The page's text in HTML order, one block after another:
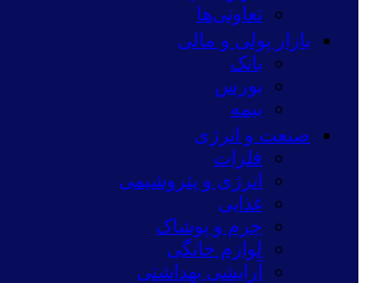
تعاونی‌ها
بازار پولی و مالی
بانک
بورس
بیمه
صنعت و انرژی
فلزات
انرژی و پتروشیمی
غذایی
چرم و پوشاک
لوازم خانگی
آرایشی بهداشتی